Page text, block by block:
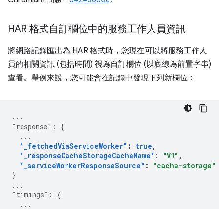
HAR 格式自訂欄位中的服務工作人員資訊
將網路記錄匯出為 HAR 格式時，您現在可以將服務工作人
員的相關資訊 (包括時間) 視為自訂欄位 (以底線為前置字串)
查看。舉例來說，您可能會在記錄中發現下列新欄位：
...
"response" :
{
...
"_fetchedViaServiceWorker" : true ,
"_responseCacheStorageCacheName" : "V1" ,
"_serviceWorkerResponseSource" :
"cache-storage"
}
...
"timings" :
{
...